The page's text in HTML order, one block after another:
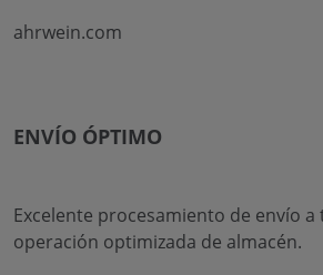
ahrwein.com
ENVÍO ÓPTIMO
Excelente procesamiento de envío
operación optimizada de almacén.